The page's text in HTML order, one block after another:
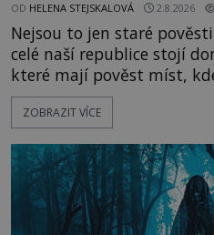
OD HELENA STEJSKALOVÁ 2.8.2026
Nejsou to jen staré
celé naší republice stojí
které mají pověst míst,
ozývají nevysvětlitelné
jevy. Zatímco historici většinou hledají racionální
lokality vykazují nápadně
celé generace. A právě
ZOBRAZIT VÍCE